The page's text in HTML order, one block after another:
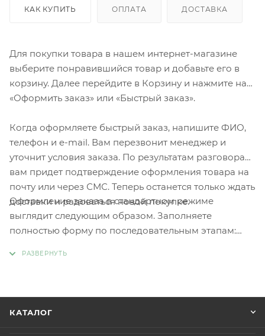
КАК КУПИТЬ ОПЛАТА ДОСТАВКА
Для покупки товара в нашем интернет-магазине
выберите понравившийся товар и добавьте его в
корзину. Далее перейдите в Корзину и нажмите на
«Оформить заказ» или «Быстрый заказ».
Когда оформляете быстрый заказ, напишите ФИО,
телефон и e-mail. Вам перезвонит менеджер и
уточнит условия заказа. По результатам разговора
вам придет подтверждение оформления товара на
почту или через СМС. Теперь останется только ждать
доставки и радоваться новой покупке.
Оформление заказа в стандартном режиме
выглядит следующим образом. Заполняете
полностью форму по последовательным этапам:
КАТАЛОГ